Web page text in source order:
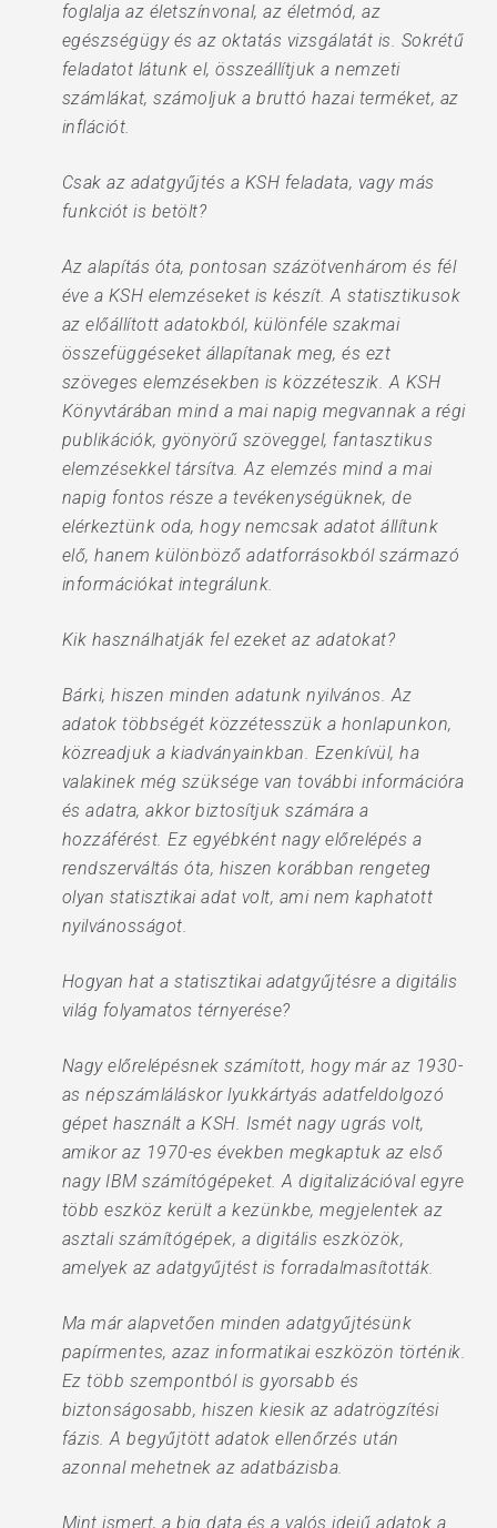
foglalja az életszínvonal, az életmód, az
egészségügy és az oktatás vizsgálatát is. Sokrétű
feladatot látunk el, összeállítjuk a nemzeti
számlákat, számoljuk a bruttó hazai terméket, az
inflációt.
Csak az adatgyűjtés a KSH feladata, vagy más
funkciót is betölt?
Az alapítás óta, pontosan százötvenhárom és fél
éve a KSH elemzéseket is készít. A statisztikusok
az előállított adatokból, különféle szakmai
összefüggéseket állapítanak meg, és ezt
szöveges elemzésekben is közzéteszik. A KSH
Könyvtárában mind a mai napig megvannak a régi
publikációk, gyönyörű szöveggel, fantasztikus
elemzésekkel társítva. Az elemzés mind a mai
napig fontos része a tevékenységüknek, de
elérkeztünk oda, hogy nemcsak adatot állítunk
elő, hanem különböző adatforrásokból származó
információkat integrálunk.
Kik használhatják fel ezeket az adatokat?
Bárki, hiszen minden adatunk nyilvános. Az
adatok többségét közzétesszük a honlapunkon,
közreadjuk a kiadványainkban. Ezenkívül, ha
valakinek még szüksége van további információra
és adatra, akkor biztosítjuk számára a
hozzáférést. Ez egyébként nagy előrelépés a
rendszerváltás óta, hiszen korábban rengeteg
olyan statisztikai adat volt, ami nem kaphatott
nyilvánosságot.
Hogyan hat a statisztikai adatgyűjtésre a digitális
világ folyamatos térnyerése?
Nagy előrelépésnek számított, hogy már az 1930-
as népszámláláskor lyukkártyás adatfeldolgozó
gépet használt a KSH. Ismét nagy ugrás volt,
amikor az 1970-es években megkaptuk az első
nagy IBM számítógépeket. A digitalizációval egyre
több eszköz került a kezünkbe, megjelentek az
asztali számítógépek, a digitális eszközök,
amelyek az adatgyűjtést is forradalmasították.
Ma már alapvetően minden adatgyűjtésünk
papírmentes, azaz informatikai eszközön történik.
Ez több szempontból is gyorsabb és
biztonságosabb, hiszen kiesik az adatrögzítési
fázis. A begyűjtött adatok ellenőrzés után
azonnal mehetnek az adatbázisba.
Mint ismert, a big data és a valós idejű adatok a